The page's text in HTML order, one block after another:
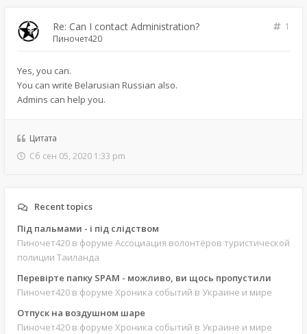
Re: Can I contact Administration?
1
Пиночет420
Yes, you can.
You can write Belarusian Russian also.
Admins can help you.
Цитата
Сб сен 05, 2020 1:33 pm
Recent topics
Під пальмами - і під слідством
Пиночет420 в форуме Ассоциация волонтёров туристической
полиции Таиланда
Перевірте папку SPAM - можливо, ви щось пропустили
Пиночет420 в форуме Хроника событий в Украине и мире
Отпуск на воздушном шаре
Пиночет420 в форуме Хроника событий в Украине и мире